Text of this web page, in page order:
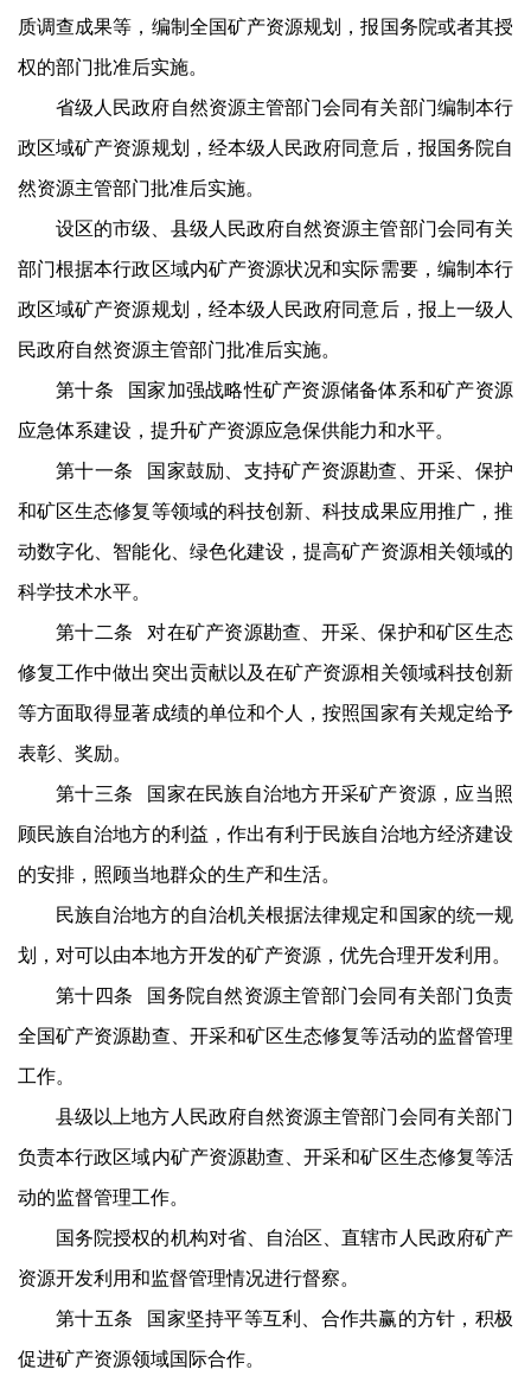
质调查成果等，编制全国矿产资源规划，报国务院或者其授
权的部门批准后实施。
省级人民政府自然资源主管部门会同有关部门编制本行
政区域矿产资源规划，经本级人民政府同意后，报国务院自
然资源主管部门批准后实施。
设区的市级、县级人民政府自然资源主管部门会同有关
部门根据本行政区域内矿产资源状况和实际需要，编制本行
政区域矿产资源规划，经本级人民政府同意后，报上一级人
民政府自然资源主管部门批准后实施。
第十条 国家加强战略性矿产资源储备体系和矿产资源
应急体系建设，提升矿产资源应急保供能力和水平。
第十一条 国家鼓励、支持矿产资源勘查、开采、保护
和矿区生态修复等领域的科技创新、科技成果应用推广，推
动数字化、智能化、绿色化建设，提高矿产资源相关领域的
科学技术水平。
第十二条 对在矿产资源勘查、开采、保护和矿区生态
修复工作中做出突出贡献以及在矿产资源相关领域科技创新
等方面取得显著成绩的单位和个人，按照国家有关规定给予
表彰、奖励。
第十三条 国家在民族自治地方开采矿产资源，应当照
顾民族自治地方的利益，作出有利于民族自治地方经济建设
的安排，照顾当地群众的生产和生活。
民族自治地方的自治机关根据法律规定和国家的统一规
划，对可以由本地方开发的矿产资源，优先合理开发利用。
第十四条 国务院自然资源主管部门会同有关部门负责
全国矿产资源勘查、开采和矿区生态修复等活动的监督管理
工作。
县级以上地方人民政府自然资源主管部门会同有关部门
负责本行政区域内矿产资源勘查、开采和矿区生态修复等活
动的监督管理工作。
国务院授权的机构对省、自治区、直辖市人民政府矿产
资源开发利用和监督管理情况进行督察。
第十五条 国家坚持平等互利、合作共赢的方针，积极
促进矿产资源领域国际合作。